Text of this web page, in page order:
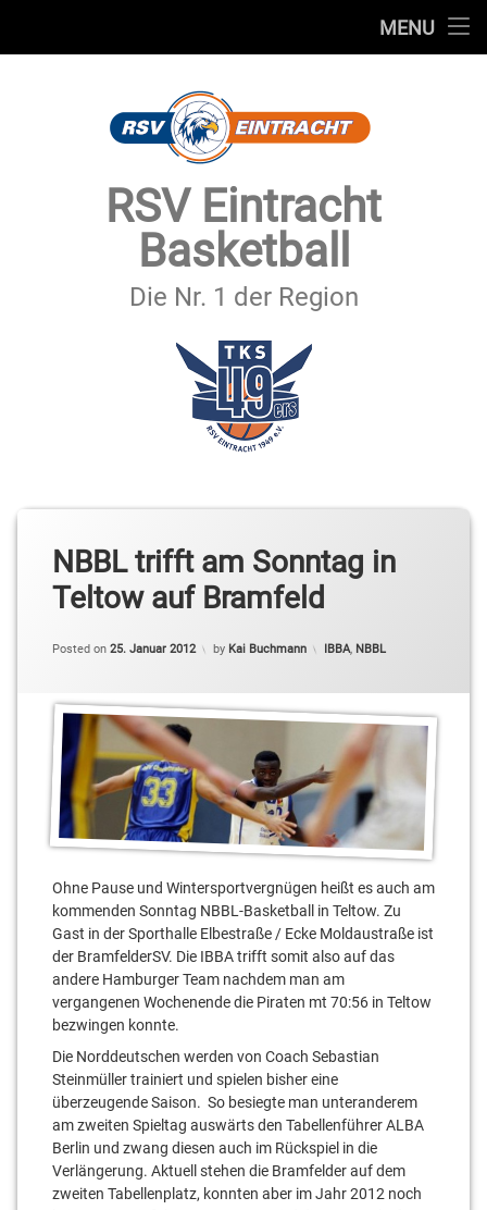
MENU
SECHSTER MANN
IMPRESSUM & DATENSCHUTZ
RSV Eintracht
Basketball
Die Nr. 1 der Region
NBBL trifft am Sonntag in
Teltow auf Bramfeld
Posted on 25. Januar 2012 by Kai Buchmann Categories:
IBBA, NBBL
Ohne Pause und Wintersportvergnügen heißt es auch am
kommenden Sonntag NBBL-Basketball in Teltow. Zu
Gast in der Sporthalle Elbestraße / Ecke Moldaustraße ist
der BramfelderSV. Die IBBA trifft somit also auf das
andere Hamburger Team nachdem man am
vergangenen Wochenende die Piraten mt 70:56 in Teltow
bezwingen konnte.
Die Norddeutschen werden von Coach Sebastian
Steinmüller trainiert und spielen bisher eine
überzeugende Saison. So besiegte man unteranderem
am zweiten Spieltag auswärts den Tabellenführer ALBA
Berlin und zwang diesen auch im Rückspiel in die
Verlängerung. Aktuell stehen die Bramfelder auf dem
zweiten Tabellenplatz, konnten aber im Jahr 2012 noch